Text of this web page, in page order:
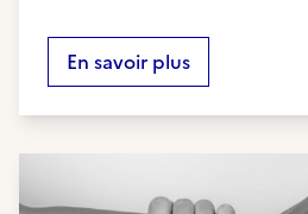
En savoir plus